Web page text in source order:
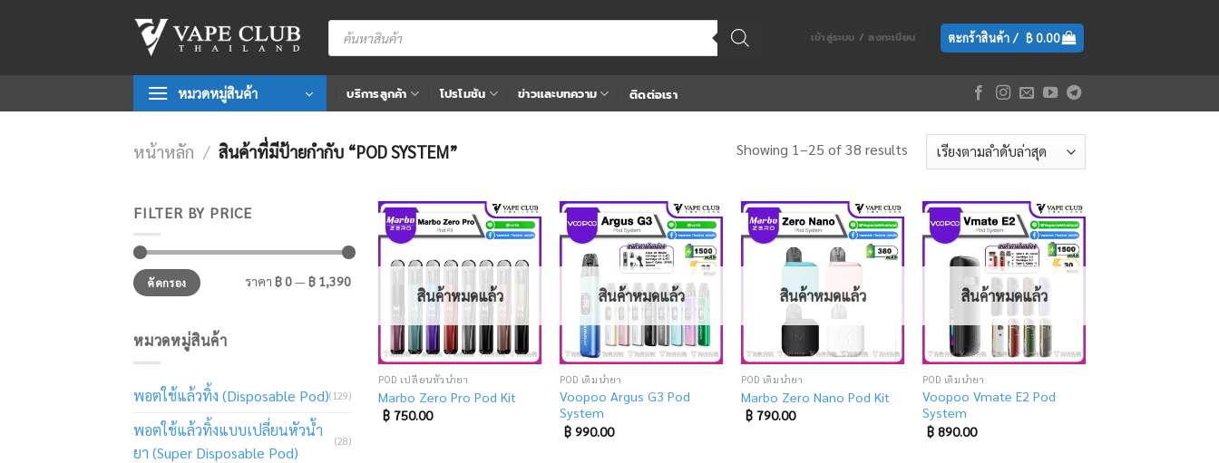
Products
search
เข้าสู่ระบบ / ลงทะเบียน ตะกร้าสินค้า / ฿0.00
หมวดหมู่สินค้า บริการลูกค้า โปรโมชัน ข่าวและบทความ ติดต่อเรา
หน้าหลัก / สินค้าที่มีป้ายกำกับ “POD SYSTEM” Showing 1–25 of 38 results
FILTER BY PRICE
ราคา
ต่ำ
สุด
ราคา
สูงสุดคัดกรอง ราคา ฿ 0—฿ 1,390
หมวดหมู่สินค้า
พอตใช้แล้วทิ้ง (Disposable Pod)(129)
พอตใช้แล้วทิ้งแบบเปลี่ยนหัวน้ำ
ยา (Super Disposable Pod)
(28)
to
สินค้าหมดแล้ว
POD เปลี่ยนหัวน้ำยา
Marbo Zero Pro Pod Kit
฿750.00
Add
to
wishlist
สินค้าหมดแล้ว
POD เติมน้ำยา
Voopoo Argus G3 Pod
System
฿990.00
Add
สินค้าหมดแล้ว
POD เติมน้ำยา
Marbo Zero Nano Pod Kit
฿790.00
Add
to
wishlist
สินค้าหมดแล้ว
POD เติมน้ำยา
Voopoo Vmate E2 Pod
System
฿890.00